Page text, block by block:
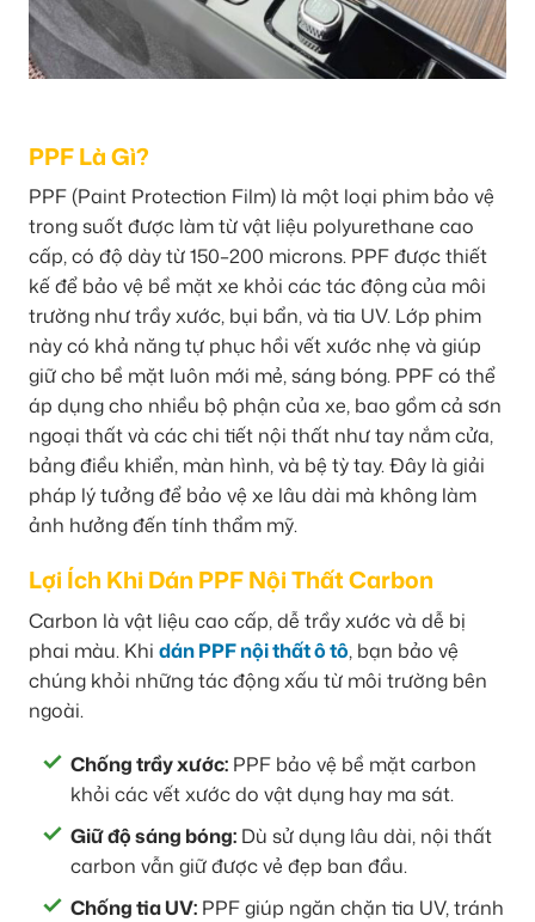
PPF Là Gì?
PPF (Paint Protection Film) là một loại phim bảo vệ
trong suốt được làm từ vật liệu polyurethane cao
cấp, có độ dày từ 150–200 microns. PPF được thiết
kế để bảo vệ bề mặt xe khỏi các tác động của môi
trường như trầy xước, bụi bẩn, và tia UV. Lớp phim
này có khả năng tự phục hồi vết xước nhẹ và giúp
giữ cho bề mặt luôn mới mẻ, sáng bóng. PPF có thể
áp dụng cho nhiều bộ phận của xe, bao gồm cả sơn
ngoại thất và các chi tiết nội thất như tay nắm cửa,
bảng điều khiển, màn hình, và bệ tỳ tay. Đây là giải
pháp lý tưởng để bảo vệ xe lâu dài mà không làm
ảnh hưởng đến tính thẩm mỹ.
Lợi Ích Khi Dán PPF Nội Thất Carbon
Carbon là vật liệu cao cấp, dễ trầy xước và dễ bị
phai màu. Khi dán PPF nội thất ô tô, bạn bảo vệ
chúng khỏi những tác động xấu từ môi trường bên
ngoài.
Chống trầy xước: PPF bảo vệ bề mặt carbon
khỏi các vết xước do vật dụng hay ma sát.
Giữ độ sáng bóng: Dù sử dụng lâu dài, nội thất
carbon vẫn giữ được vẻ đẹp ban đầu.
Chống tia UV: PPF giúp ngăn chặn tia UV, tránh